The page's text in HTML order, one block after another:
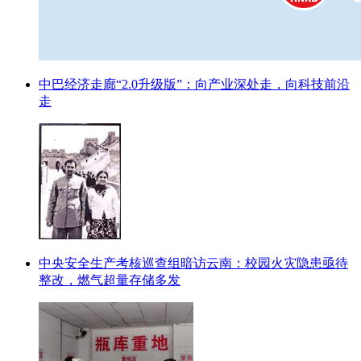
中巴经济走廊“2.0升级版”：向产业深处走，向科技前沿
走
中央安全生产考核巡查组暗访云南：校园火灾隐患亟待
整改，燃气超量存储多发